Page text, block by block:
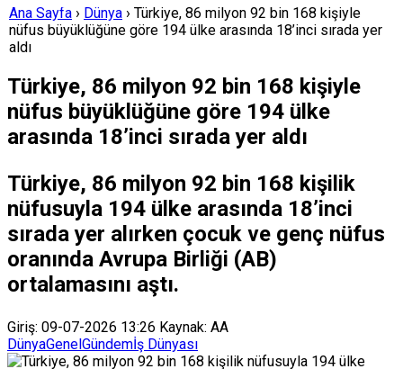
Ana Sayfa › Dünya › Türkiye, 86 milyon 92 bin 168 kişiyle
nüfus büyüklüğüne göre 194 ülke arasında 18’inci sırada yer
aldı
Türkiye, 86 milyon 92 bin 168 kişiyle
nüfus büyüklüğüne göre 194 ülke
arasında 18’inci sırada yer aldı
Türkiye, 86 milyon 92 bin 168 kişilik
nüfusuyla 194 ülke arasında 18’inci
sırada yer alırken çocuk ve genç nüfus
oranında Avrupa Birliği (AB)
ortalamasını aştı.
Giriş: 09-07-2026 13:26 Kaynak: AA
DünyaGenelGündemİş Dünyası